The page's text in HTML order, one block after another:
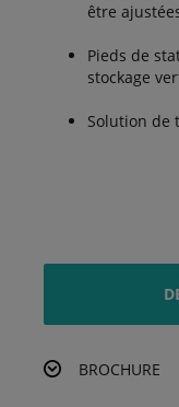
être
Pieds de
stockage
Solution de
BROCHURE